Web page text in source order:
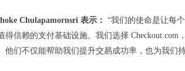
Chulapamornsri 表示： “我们的使命是让每
信赖的支付基础设施。我们选择 Checkout.com
他们不仅能帮助我们提升交易成功率，也为我们